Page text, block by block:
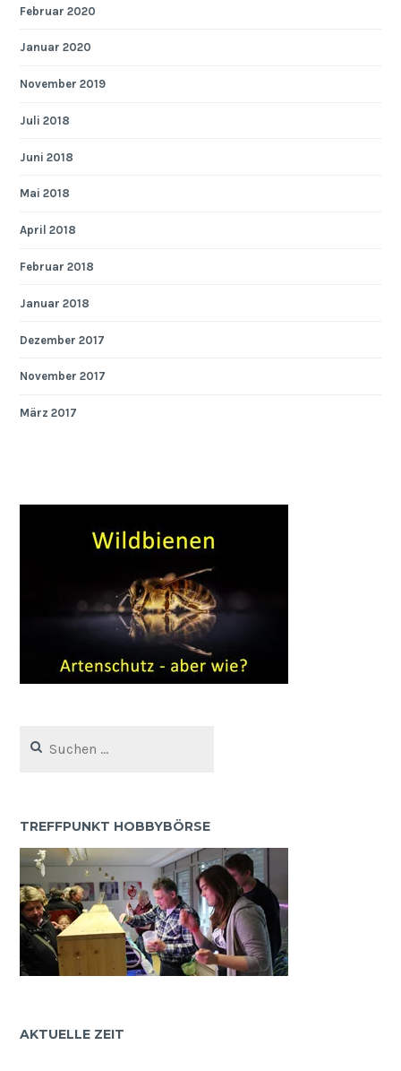
Februar 2020
Januar 2020
November 2019
Juli 2018
Juni 2018
Mai 2018
April 2018
Februar 2018
Januar 2018
Dezember 2017
November 2017
März 2017
nach:
TREFFPUNKT HOBBYBÖRSE
AKTUELLE ZEIT